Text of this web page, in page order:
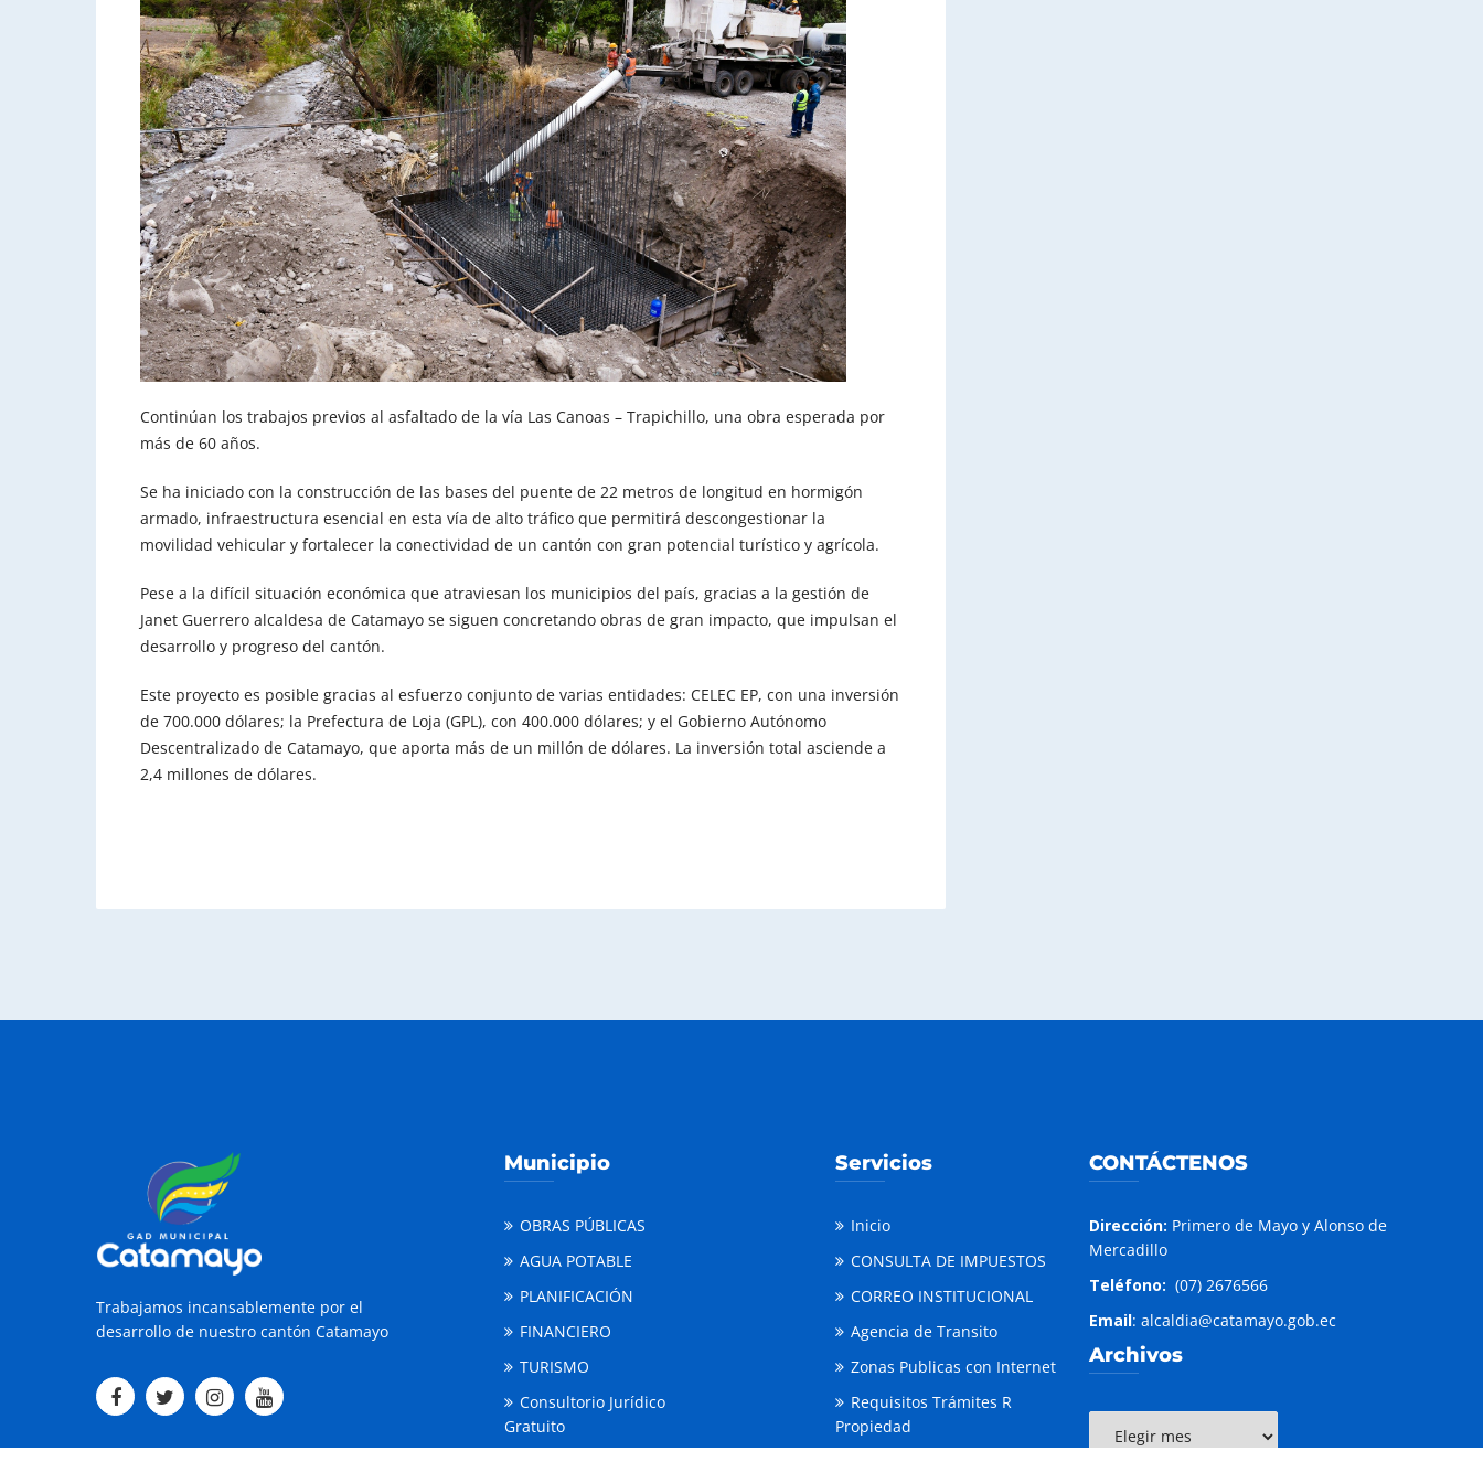
Continúan los trabajos previos al asfaltado de la vía Las Canoas – Trapichillo, una obra esperada por
más de 60 años.
Se ha iniciado con la construcción de las bases del puente de 22 metros de longitud en hormigón
armado, infraestructura esencial en esta vía de alto tráfico que permitirá descongestionar la
movilidad vehicular y fortalecer la conectividad de un cantón con gran potencial turístico y agrícola.
Pese a la difícil situación económica que atraviesan los municipios del país, gracias a la gestión de
Janet Guerrero alcaldesa de Catamayo se siguen concretando obras de gran impacto, que impulsan el
desarrollo y progreso del cantón.
Este proyecto es posible gracias al esfuerzo conjunto de varias entidades: CELEC EP, con una inversión
de 700.000 dólares; la Prefectura de Loja (GPL), con 400.000 dólares; y el Gobierno Autónomo
Descentralizado de Catamayo, que aporta más de un millón de dólares. La inversión total asciende a
2,4 millones de dólares.
Trabajamos incansablemente por el
desarrollo de nuestro cantón Catamayo
Municipio
OBRAS PÚBLICAS
AGUA POTABLE
PLANIFICACIÓN
FINANCIERO
TURISMO
Consultorio Jurídico
Gratuito
Servicios
Inicio
CONSULTA DE IMPUESTOS
CORREO INSTITUCIONAL
Agencia de Transito
Zonas Publicas con Internet
Requisitos Trámites R
Propiedad
CONTÁCTENOS
Dirección: Primero de Mayo y Alonso de
Mercadillo
Teléfono: (07) 2676566
Email: alcaldia@catamayo.gob.ec
Archivos